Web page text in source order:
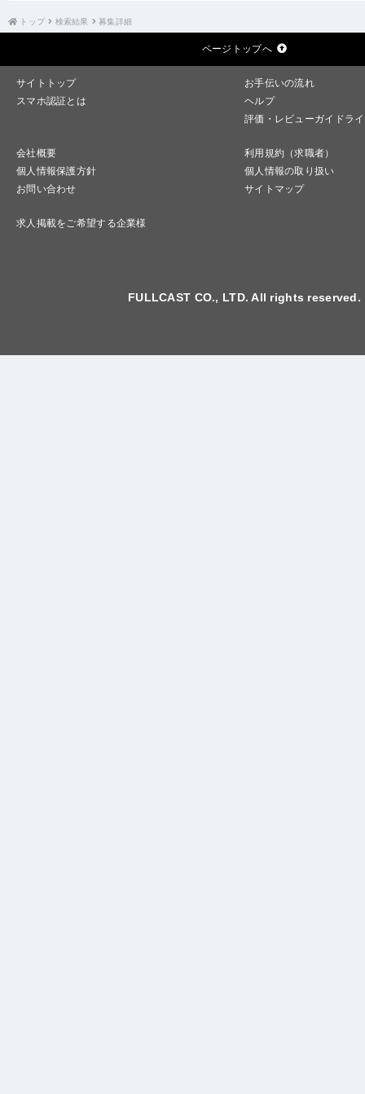
トップ 検索結果 募集詳細
ページトップへ
サイトトップ
お手伝いの流れ
スマホ認証とは
ヘルプ
評価・レビューガイドラ
会社概要
利用規約（求職者）
個人情報保護方針
個人情報の取り扱い
お問い合わせ
サイトマップ
求人掲載をご希望する企業様
FULLCAST CO., LTD. All rights reserved.